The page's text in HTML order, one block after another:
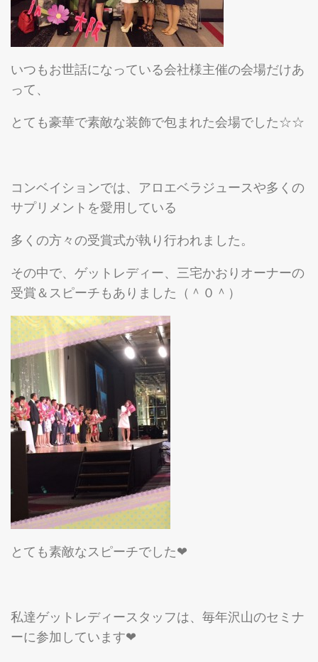
いつもお世話になっている会社様主催の会場だけあ
って、
とても豪華で素敵な装飾で包まれた会場でした☆☆
コンベイションでは、アロエベラジュースや多くの
サプリメントを愛用している
多くの方々の受賞式が執り行われました。
その中で、ゲットレディー、三宅かおりオーナーの
受賞＆スピーチもありました（＾０＾）
とても素敵なスピーチでした❤
私達ゲットレディースタッフは、毎年沢山のセミナ
ーに参加しています❤